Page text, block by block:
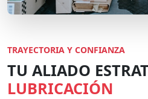
TRAYECTORIA Y CONFIANZA
TU ALIADO
LUBRICACIÓN